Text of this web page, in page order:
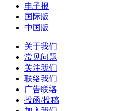
电子报
国际版
中国版
关于我们
常见问题
关注我们
联络我们
广告联络
投函/投稿